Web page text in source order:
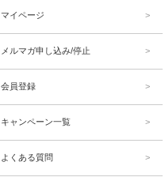
マイページ
メルマガ申し込み/停止
会員登録
キャンペーン一覧
よくある質問